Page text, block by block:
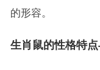
的形容。
生肖鼠的性格特